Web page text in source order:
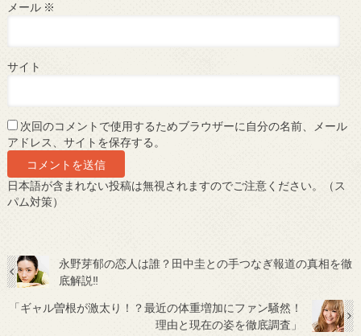
メール ※
サイト
次回のコメントで使用するためブラウザーに自分の名前、メール
アドレス、サイトを保存する。
日本語が含まれない投稿は無視されますのでご注意ください。（ス
パム対策）
永野芽郁の恋人は誰？田中圭との手つなぎ報道の真相を徹
底解説‼
「ギャル曽根が激太り！？最近の体重増加にファン騒然！
理由と現在の姿を徹底調査」